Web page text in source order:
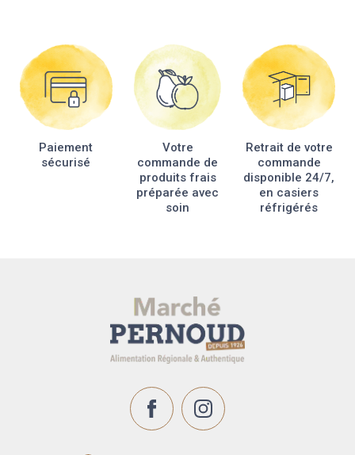
Paiement
sécurisé
Votre
commande de
produits frais
préparée avec
soin
Retrait de votre
commande
disponible 24/7,
en casiers
réfrigérés